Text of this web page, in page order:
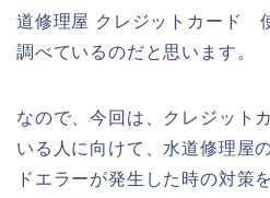
道修理屋 クレジットカード
調べているのだと思います。
なので、今回は、クレジット
いる人に向けて、水道修理屋
ドエラーが発生した時の対策